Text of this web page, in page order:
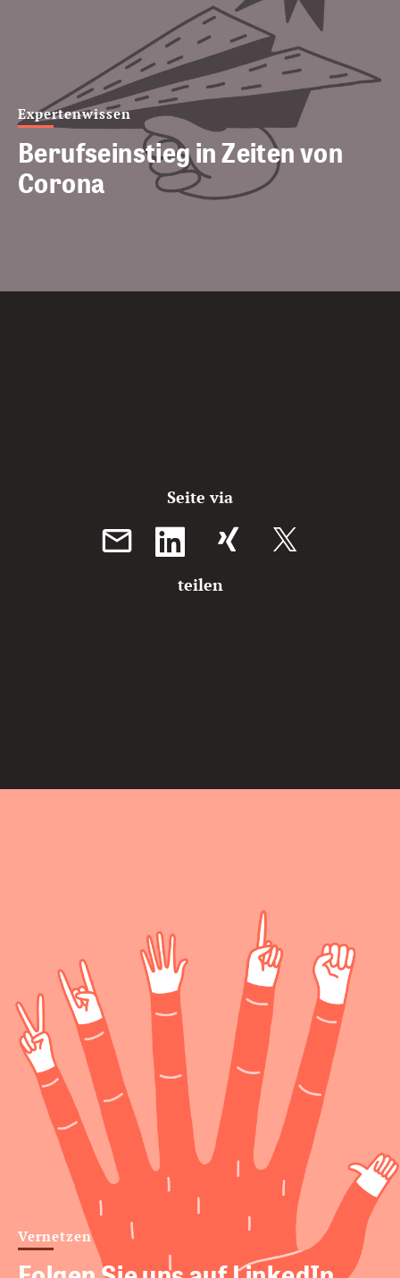
Expertenwissen
Berufseinstieg in Zeiten von
Corona
Seite via
XING teilen
teilen
Vernetzen